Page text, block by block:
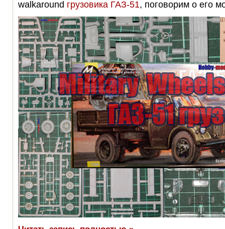
walkaround грузовика ГАЗ-51, поговорим о его